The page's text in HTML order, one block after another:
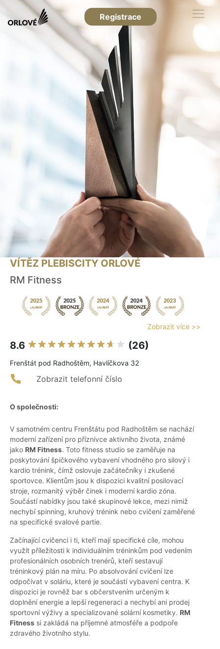
Registrace
VÍTĚZ PLEBISCITY ORLOVÉ
RM Fitness
Zobrazit více >>
8.6 (26)
Frenštát pod Radhoštěm, Havlíčkova 32
Zobrazit telefonní číslo
O společnosti:
V samotném centru Frenštátu pod Radhoštěm se nachází
moderní zařízení pro příznivce aktivního života, známé
jako RM Fitness. Toto fitness studio se zaměřuje na
poskytování špičkového vybavení vhodného pro silový i
kardio trénink, čímž oslovuje začátečníky i zkušené
sportovce. Klientům jsou k dispozici kvalitní posilovací
stroje, rozmanitý výběr činek i moderní kardio zóna.
Součástí nabídky jsou také skupinové lekce, mezi nimiž
nechybí spinning, kruhový trénink nebo cvičení zaměřené
na specifické svalové partie.
Začínající cvičenci i ti, kteří mají specifické cíle, mohou
využít příležitosti k individuálním tréninkům pod vedením
profesionálních osobních trenérů, kteří sestavují
tréninkový plán na míru. Po absolvování cvičení lze
odpočívat v soláriu, které je součástí vybavení centra. K
dispozici je rovněž bar s občerstvením určeným k
doplnění energie a lepší regeneraci a nechybí ani prodej
sportovní výživy a specializované solární kosmetiky. RM
Fitness si zakládá na příjemné atmosféře a podpoře
zdravého životního stylu.